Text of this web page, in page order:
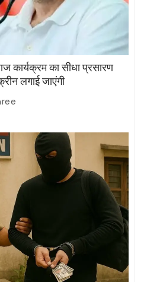
कार्यक्रम का सीधा प्रसारण
लगाई जाएंगी